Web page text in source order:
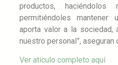
productos,
permitiéndoles mantener
aporta valor a la
nuestro personal”, aseguran
Ver atículo completo aquí